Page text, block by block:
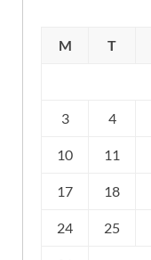
M
T
3 4
10 11
17 18
24 25